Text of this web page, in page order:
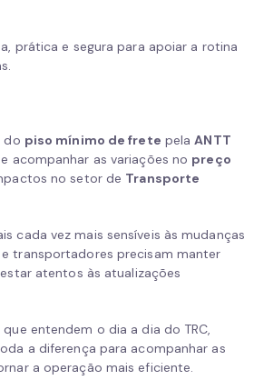
prática e segura para apoiar a rotina
do piso mínimo de frete pelaANTT
acompanhar as variações no preço
no setor de Transporte
cada vez mais sensíveis às mudanças
transportadores precisam manter
atentos às atualizações
entendem o dia a dia do TRC,
a diferença para acompanhar as
a operação mais eficiente.